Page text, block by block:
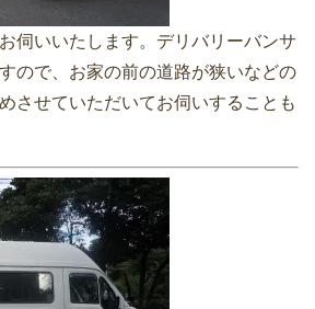
伺いいたします。デリバリーバンサ
ので、お家の前の道路が狭いなどの
させていただいてお伺いすることも